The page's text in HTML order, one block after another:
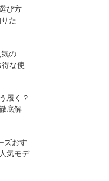
び方
た
の
な使
履く？
底解
ズおす
気モデ